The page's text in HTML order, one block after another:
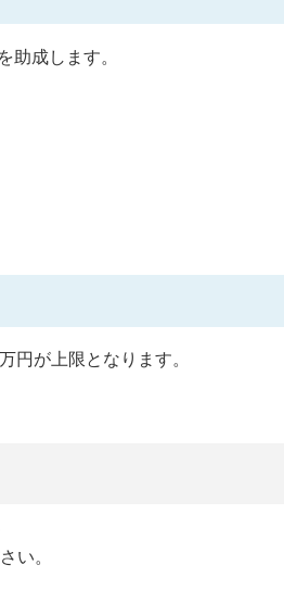
助成します。
円が上限となります。
い。